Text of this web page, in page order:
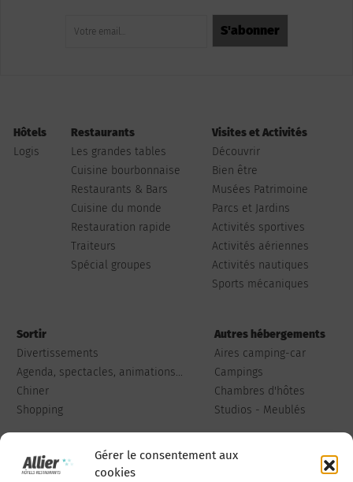
Gérer le consentement aux
cookies
Hôtels
Logis
Restaurants
Les grandes tables
Cuisine bourbonnaise
Restaurants & Bars
Cuisine du monde
Restauration rapide
Traiteurs
Spécial groupes
Visites et Activités
Découvrir
Bien être
Musées Patrimoine
Parcs et Jardins
Activités sportives
Activités aériennes
Activités nautiques
Sports mécaniques
Sortir
Divertissements
Agenda, spectacles, animations...
Chiner
Shopping
Autres hébergements
Aires camping-car
Campings
Chambres d'hôtes
Studios - Meublés